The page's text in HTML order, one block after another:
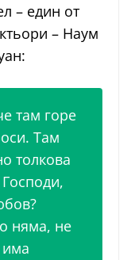
– един от
– Наум
там горе
Там
толкова
няма, не